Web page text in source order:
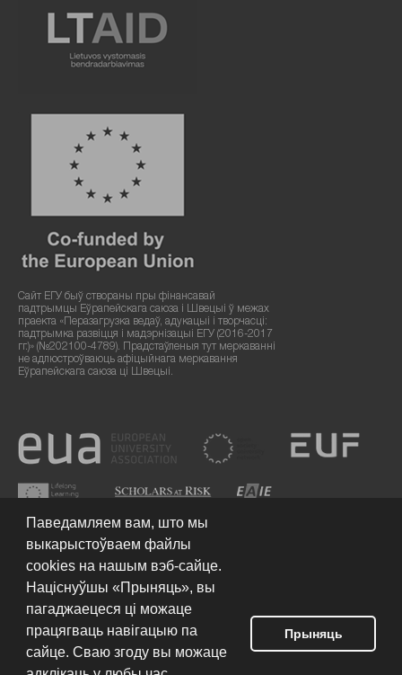
Сайт ЕГУ быў створаны пры фінансавай
падтрымцы Еўрапейскага саюза і Швецыі ў межах
праекта «Перазагрузка ведаў, адукацыі і творчасці:
падтрымка развіцця і мадэрнізацыі ЕГУ (2016-2017
гг.)» (№202100-4789). Прадстаўленыя тут меркаванні
не адлюстроўваюць афіцыйнага меркавання
Еўрапейскага саюза ці Швецыі.
Умовы выкарыстання сайта © 2026 Еўрапейскі гуманітарны
ўніверсітэт
Паведамляем вам, што мы
выкарыстоўваем файлы
cookies на нашым вэб-сайце.
Націснуўшы «Прыняць», вы
пагаджаецеся ці можаце
працягваць навігацыю па
сайце. Сваю згоду вы можаце
Прыняць